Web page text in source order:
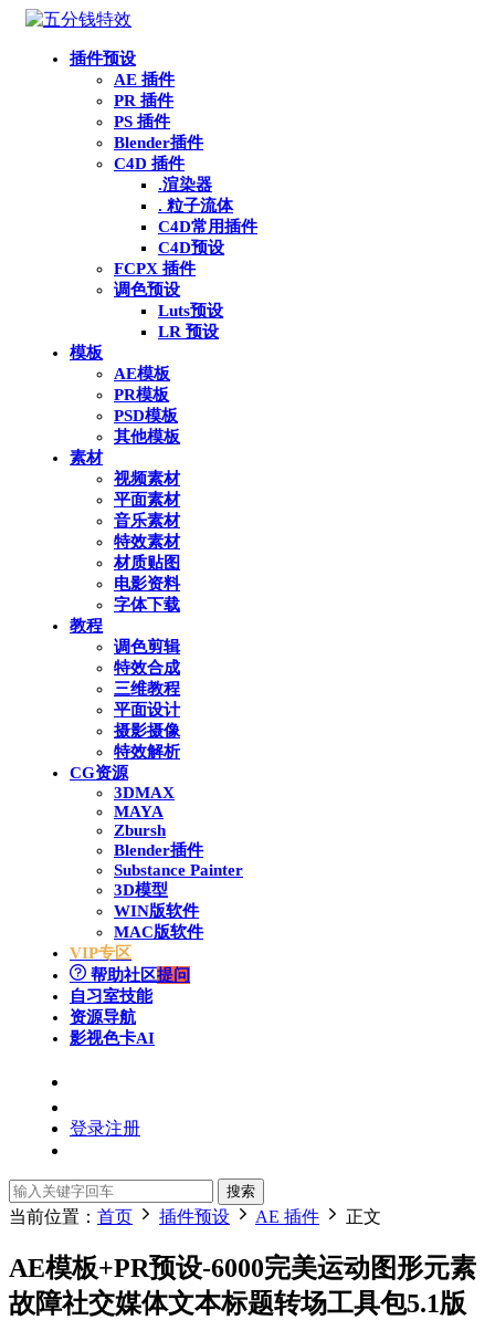
插件预设
AE 插件
PR 插件
PS 插件
Blender插件
C4D 插件
.渲染器
. 粒子流体
C4D常用插件
C4D预设
FCPX 插件
调色预设
Luts预设
LR 预设
模板
AE模板
PR模板
PSD模板
其他模板
素材
视频素材
平面素材
音乐素材
特效素材
材质贴图
电影资料
字体下载
教程
调色剪辑
特效合成
三维教程
平面设计
摄影摄像
特效解析
CG资源
3DMAX
MAYA
Zbursh
Blender插件
Substance Painter
3D模型
WIN版软件
MAC版软件
VIP专区
帮助社区提问
自习室技能
资源导航
影视色卡AI
登录注册
搜索
当前位置： 首页 插件预设 AE 插件 正文
AE模板+PR预设-6000完美运动图形元素
故障社交媒体文本标题转场工具包5.1版